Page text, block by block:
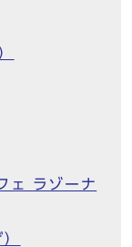
ェ ラゾーナ